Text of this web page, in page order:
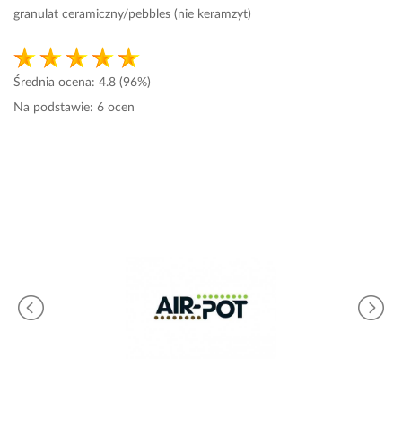
granulat ceramiczny/pebbles (nie keramzyt)
Średnia ocena: 4.8 (96%)
Na podstawie: 6 ocen